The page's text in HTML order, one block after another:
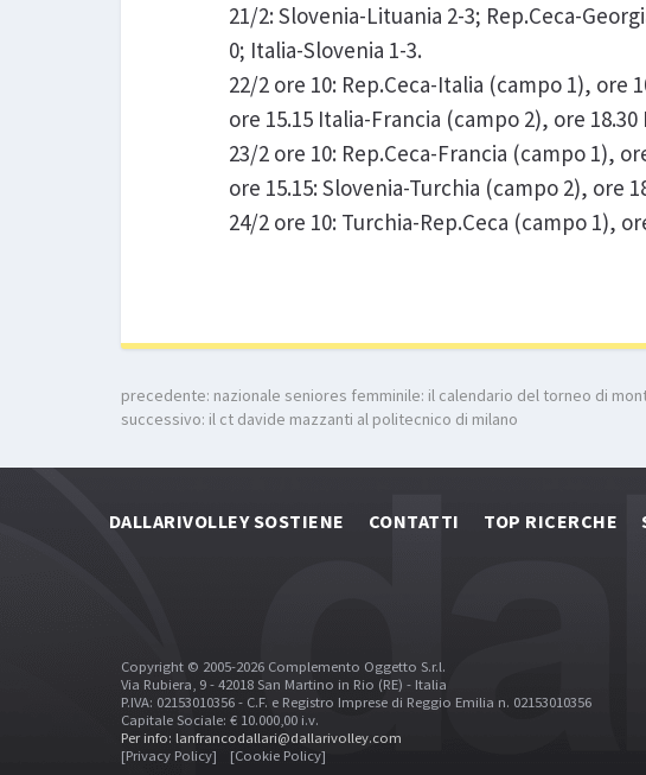
21/2: Slovenia-Lituania 2-3; Rep.Ceca-
0; Italia-Slovenia 1-3.
22/2 ore 10: Rep.Ceca-Italia (campo 1), ore
ore 15.15 Italia-Francia (campo 2), ore
23/2 ore 10: Rep.Ceca-Francia (campo 1),
ore 15.15: Slovenia-Turchia (campo 2), ore
24/2 ore 10: Turchia-Rep.Ceca (campo 1),
precedente: nazionale seniores femminile: il calendario del torneo di
successivo: il ct davide mazzanti al politecnico di milano
DALLARIVOLLEY SOSTIENE CONTATTI TOP RICERCHE
Copyright © 2005-2026 Complemento Oggetto S.r.l.
Via Rubiera, 9 - 42018 San Martino in Rio (RE) - Italia
P.IVA: 02153010356 - C.F. e Registro Imprese di Reggio Emilia n. 02153010356
Capitale Sociale: € 10.000,00 i.v.
Per info: lanfrancodallari@dallarivolley.com
[Privacy Policy]
[Cookie Policy]